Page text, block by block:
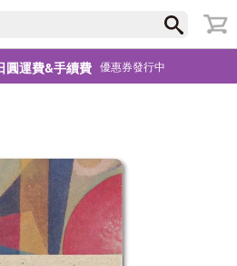
圓運費&手續費 優惠券發行中